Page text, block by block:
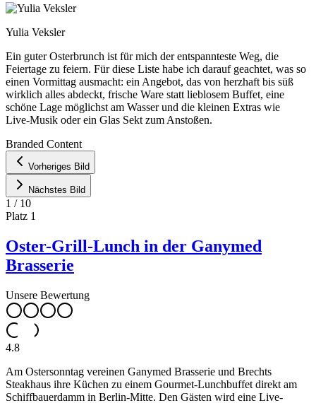
Yulia Veksler
Ein guter Osterbrunch ist für mich der entspannteste Weg, die
Feiertage zu feiern. Für diese Liste habe ich darauf geachtet, was so
einen Vormittag ausmacht: ein Angebot, das von herzhaft bis süß
wirklich alles abdeckt, frische Ware statt lieblosem Buffet, eine
schöne Lage möglichst am Wasser und die kleinen Extras wie
Live-Musik oder ein Glas Sekt zum Anstoßen.
+
−
Branded Content
Vorheriges Bild
Nächstes Bild
1 / 10
Platz 1
Oster-Grill-Lunch in der Ganymed
Brasserie
Unsere Bewertung
4.8
Am Ostersonntag vereinen Ganymed Brasserie und Brechts
Steakhaus ihre Küchen zu einem Gourmet-Lunchbuffet direkt am
Schiffbauerdamm in Berlin-Mitte. Den Gästen wird eine Live-